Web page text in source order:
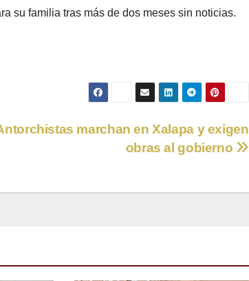
su familia tras más de dos meses sin noticias.
marchan en Xalapa y exigen
obras al gobierno